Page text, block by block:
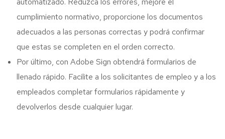
cumplimiento normativo, proporcione los documentos
adecuados a las personas correctas y podrá confirmar
que estas se completen en el orden correcto.
Por último, con Adobe Sign obtendrá formularios de
llenado rápido. Facilite a los solicitantes de empleo y a los
empleados completar formularios rápidamente y
devolverlos desde cualquier lugar.